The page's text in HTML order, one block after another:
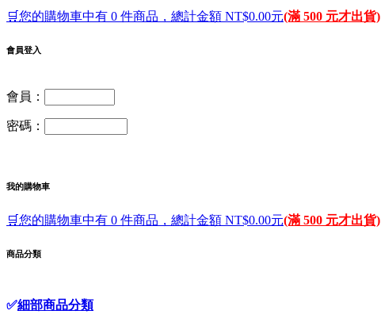
🛒您的購物車中有 0 件商品，總計金額 NT$0.00元(滿 500 元才出貨)
會員登入
會員：
密碼：
我的購物車
🛒您的購物車中有 0 件商品，總計金額 NT$0.00元(滿 500 元才出貨)
商品分類
✅細部商品分類